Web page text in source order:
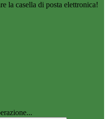
la casella di posta elettronica!